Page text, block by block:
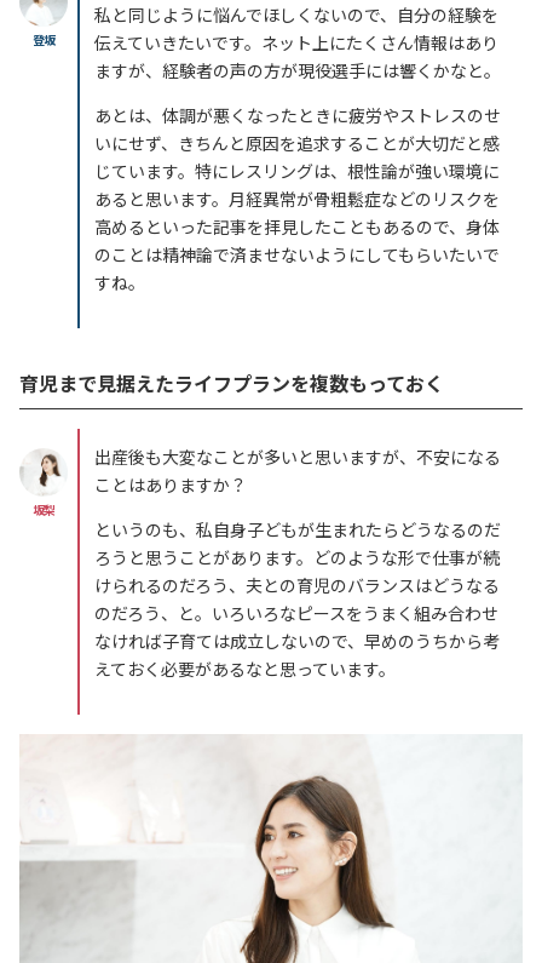
登坂
私と同じように悩んでほしくないので、自分の経験を
伝えていきたいです。ネット上にたくさん情報はあり
ますが、経験者の声の方が現役選手には響くかなと。
あとは、体調が悪くなったときに疲労やストレスのせ
いにせず、きちんと原因を追求することが大切だと感
じています。特にレスリングは、根性論が強い環境に
あると思います。月経異常が骨粗鬆症などのリスクを
高めるといった記事を拝見したこともあるので、 身体
のことは精神論で済ませないようにしてもらいたいで
すね。
育児まで見据えたライフプランを複数もっておく
坂梨
出産後も大変なことが多いと思いますが、不安になる
ことはありますか？
というのも、私自身子どもが生まれたらどうなるのだ
ろうと思うことがあります。どのような形で仕事が続
けられるのだろう、夫との育児のバランスはどうなる
のだろう、と。いろいろなピースをうまく組み合わせ
なければ子育ては成立しないので、早めのうちから考
えておく必要があるなと思っています。